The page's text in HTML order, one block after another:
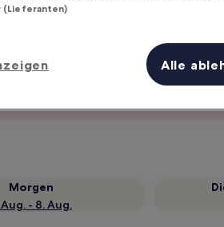
Verdiene Prämien für jede
wahrgenommene
Morgen
Aug. - 8. Aug.
(Lieferanten)
Alle